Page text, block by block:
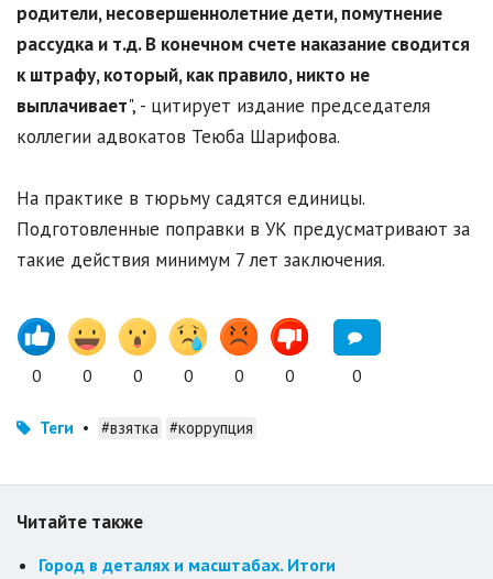
родители, несовершеннолетние дети, помутнение
рассудка и т.д. В конечном счете наказание сводится
к штрафу, который, как правило, никто не
выплачивает", - цитирует издание председателя
коллегии адвокатов Теюба Шарифова.
На практике в тюрьму садятся единицы.
Подготовленные поправки в УК предусматривают за
такие действия минимум 7 лет заключения.
0 0 0 0 0 0 0
Теги • #взятка #коррупция
Читайте также
Город в деталях и масштабах. Итоги